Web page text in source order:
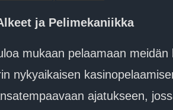
ja Pelimekaniikka
mukaan pelaamaan
nykyaikaisen
ajatukseen,